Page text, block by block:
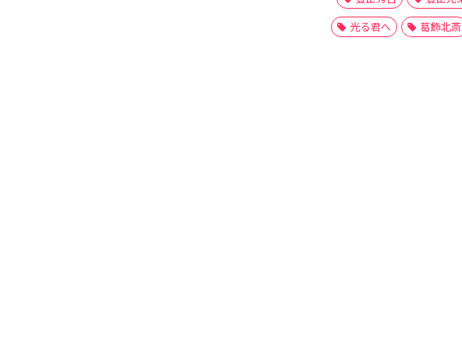
光る君へ
葛飾北斎